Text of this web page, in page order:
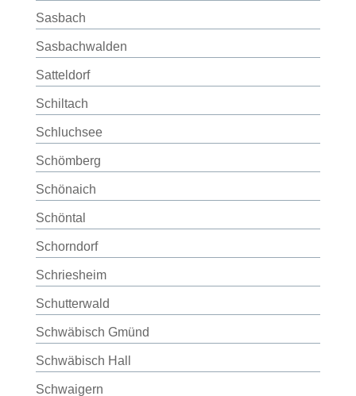
Sasbach
Sasbachwalden
Satteldorf
Schiltach
Schluchsee
Schömberg
Schönaich
Schöntal
Schorndorf
Schriesheim
Schutterwald
Schwäbisch Gmünd
Schwäbisch Hall
Schwaigern